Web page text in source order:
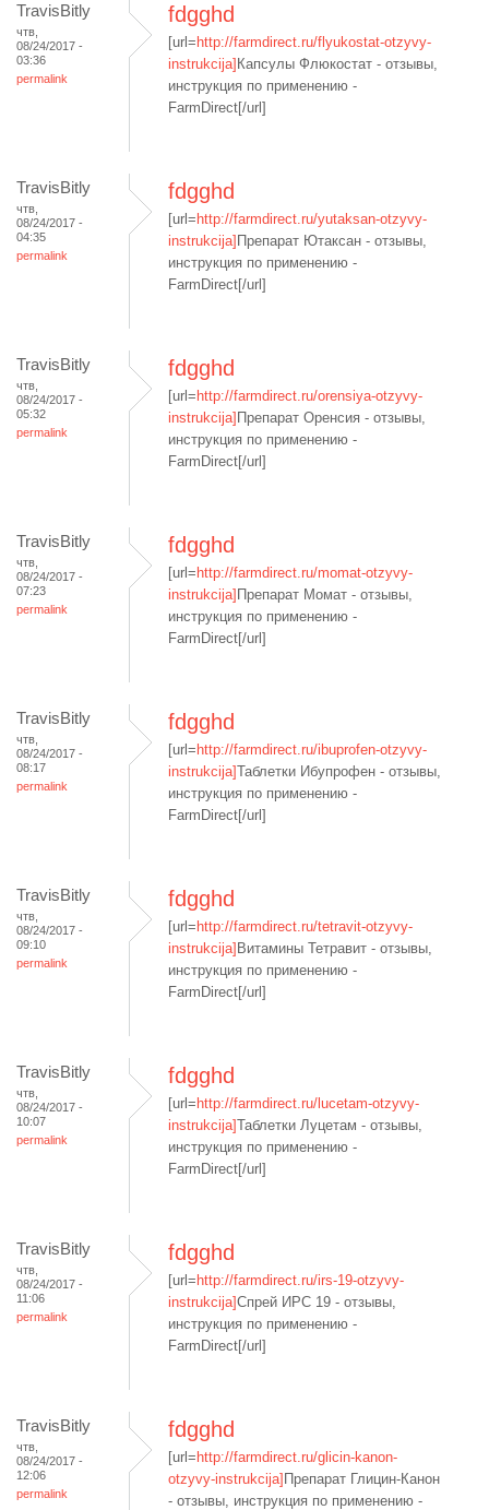
TravisBitly
чтв,
08/24/2017 -
03:36
permalink
fdgghd
[url= http://farmdirect.ru/flyukostat-otzyvy-
instrukcija] Капсулы Флюкостат - отзывы,
инструкция по применению -
FarmDirect[/url]
TravisBitly
чтв,
08/24/2017 -
04:35
permalink
fdgghd
[url= http://farmdirect.ru/yutaksan-otzyvy-
instrukcija] Препарат Ютаксан - отзывы,
инструкция по применению -
FarmDirect[/url]
TravisBitly
чтв,
08/24/2017 -
05:32
permalink
fdgghd
[url= http://farmdirect.ru/orensiya-otzyvy-
instrukcija] Препарат Оренсия - отзывы,
инструкция по применению -
FarmDirect[/url]
TravisBitly
чтв,
08/24/2017 -
07:23
permalink
fdgghd
[url= http://farmdirect.ru/momat-otzyvy-
instrukcija] Препарат Момат - отзывы,
инструкция по применению -
FarmDirect[/url]
TravisBitly
чтв,
08/24/2017 -
08:17
permalink
fdgghd
[url= http://farmdirect.ru/ibuprofen-otzyvy-
instrukcija]Таблетки Ибупрофен - отзывы,
инструкция по применению -
FarmDirect[/url]
TravisBitly
чтв,
08/24/2017 -
09:10
permalink
fdgghd
[url= http://farmdirect.ru/tetravit-otzyvy-
instrukcija] Витамины Тетравит - отзывы,
инструкция по применению -
FarmDirect[/url]
TravisBitly
чтв,
08/24/2017 -
10:07
permalink
fdgghd
[url= http://farmdirect.ru/lucetam-otzyvy-
instrukcija]Таблетки Луцетам - отзывы,
инструкция по применению -
FarmDirect[/url]
TravisBitly
чтв,
08/24/2017 -
11:06
permalink
fdgghd
[url= http://farmdirect.ru/irs-19-otzyvy-
instrukcija]Спрей ИРС 19 - отзывы,
инструкция по применению -
FarmDirect[/url]
TravisBitly
чтв,
08/24/2017 -
12:06
permalink
fdgghd
[url= http://farmdirect.ru/glicin-kanon-
otzyvy-instrukcija] Препарат Глицин-Канон
- отзывы, инструкция по применению -